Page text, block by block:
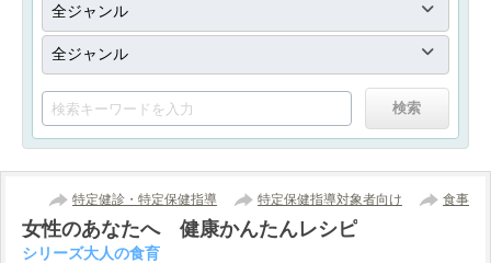
特定健診・特定保健指導 特定保健指導対象者向け 食事
女性のあなたへ 健康かんたんレシピ
シリーズ大人の食育